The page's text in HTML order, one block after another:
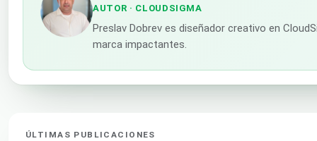
AUTOR · CLOUDSIGMA
Preslav Dobrev es diseñador creativo en
marca impactantes.
ÚLTIMAS PUBLICACIONES